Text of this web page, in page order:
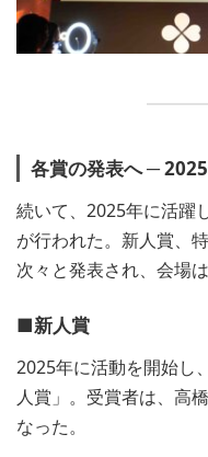
各賞の発表へ ─
続いて、2025年に活躍
が行われた。新人賞、
次々と発表され、会場
■新人賞
2025年に活動を開始し
人賞」。受賞者は、高
なった。